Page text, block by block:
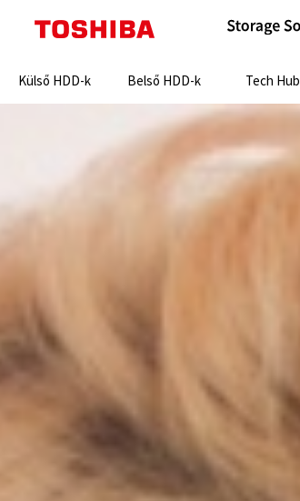
Külső HDD-k Belső HDD-k Tech Hub
Search: